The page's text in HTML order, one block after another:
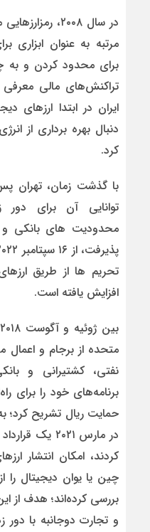
در سال ۲۰۰۸،
مرتبه به عنوان ابزاری
برای محدود کردن و
تراکنش‌های مالی
ایران در ابتدا ارزهای
دنبال بهره برداری از
کرد.
با گذشت زمان، تهران
توانایی آن برای
محدودیت های بانکی و
تحریم ها از طریق
افزایش یافته است.
متحده از برجام و
نفتی، کشتیرانی و
برنامه‌های خود را برای
حمایت ریال تشریح کرد؛
کردند، امکان انتشار
چین یا یوان دیجیتال
بررسی کرده‌اند؛ هدف از
و تجارت دوجانبه با